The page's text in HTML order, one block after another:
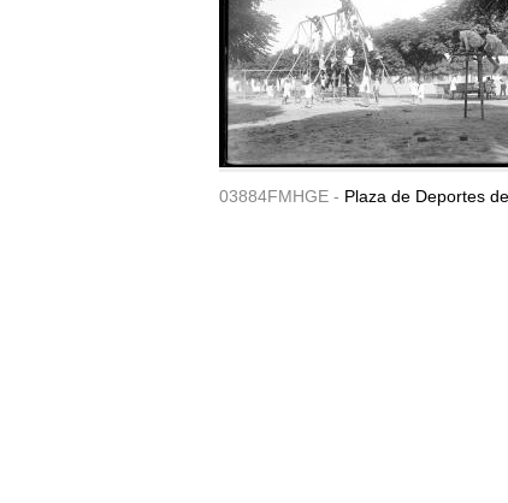
03884FMHGE - Plaza de Deportes